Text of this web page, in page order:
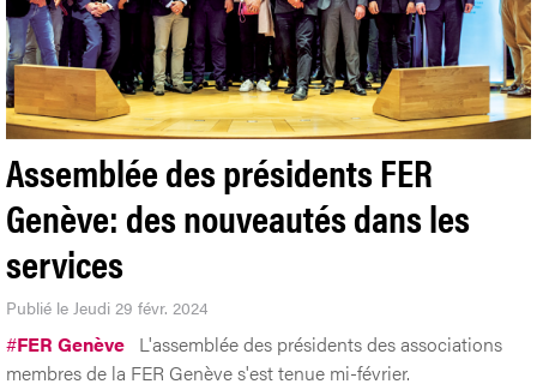
Assemblée des présidents FER
Genève: des nouveautés dans les
services
Publié le Jeudi 29 févr. 2024
#FER Genève L'assemblée des présidents des associations
membres de la FER Genève s'est tenue mi-février.